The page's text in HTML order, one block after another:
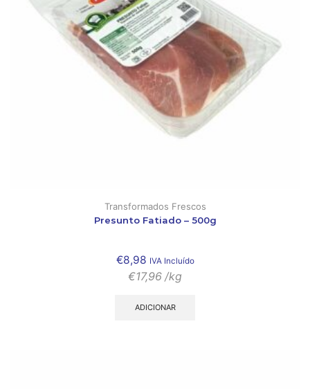
Transformados Frescos
Presunto Fatiado – 500g
€8,98 IVA Incluído
€17,96 /kg
ADICIONAR